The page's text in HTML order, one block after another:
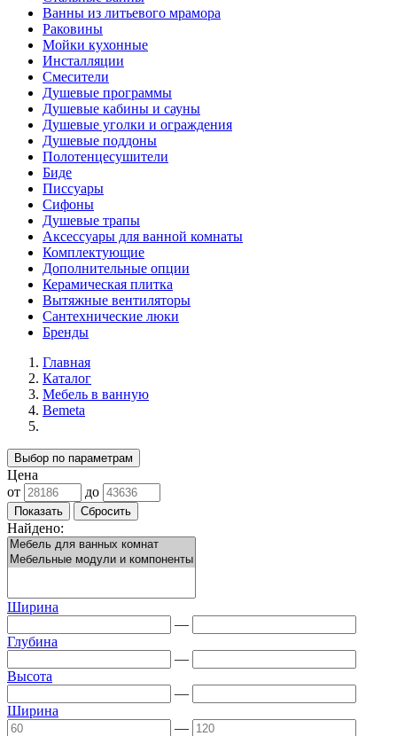
Ванны из литьевого мрамора
Раковины
Мойки кухонные
Инсталляции
Смесители
Душевые программы
Душевые кабины и сауны
Душевые уголки и ограждения
Душевые поддоны
Полотенцесушители
Биде
Писсуары
Сифоны
Душевые трапы
Аксессуары для ванной комнаты
Комплектующие
Дополнительные опции
Керамическая плитка
Вытяжные вентиляторы
Сантехнические люки
Бренды
Главная
Каталог
Мебель в ванную
Bemeta
Выбор по параметрам
Цена
от
до
Найдено:
Ширина
—
Глубина
—
Высота
—
Ширина
—